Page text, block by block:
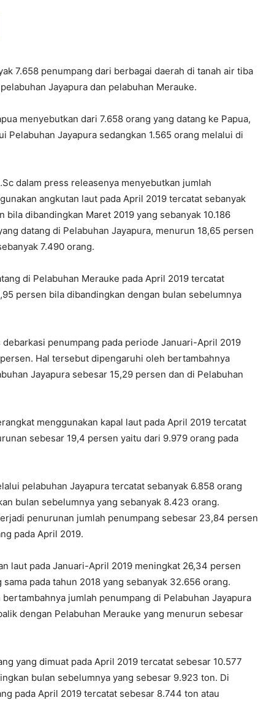
7.658 penumpang dari berbagai daerah di tanah air tiba
Jayapura dan pelabuhan Merauke.
menyebutkan dari 7.658 orang yang datang ke Papua,
Pelabuhan Jayapura sedangkan 1.565 orang melalui di
dalam press releasenya menyebutkan jumlah
angkutan laut pada April 2019 tercatat sebanyak
dibandingkan Maret 2019 yang sebanyak 10.186
datang di Pelabuhan Jayapura, menurun 18,65 persen
7.490 orang.
di Pelabuhan Merauke pada April 2019 tercatat
persen bila dibandingkan dengan bulan sebelumnya
penumpang pada periode Januari-April 2019
Hal tersebut dipengaruhi oleh bertambahnya
Jayapura sebesar 15,29 persen dan di Pelabuhan
menggunakan kapal laut pada April 2019 tercatat
sebesar 19,4 persen yaitu dari 9.979 orang pada
pelabuhan Jayapura tercatat sebanyak 6.858 orang
bulan sebelumnya yang sebanyak 8.423 orang.
penurunan jumlah penumpang sebesar 23,84 persen
pada April 2019.
laut pada Januari-April 2019 meningkat 26,34 persen
pada tahun 2018 yang sebanyak 32.656 orang.
jumlah penumpang di Pelabuhan Jayapura
dengan Pelabuhan Merauke yang menurun sebesar
yang dimuat pada April 2019 tercatat sebesar 10.577
bulan sebelumnya yang sebesar 9.923 ton. Di
pada April 2019 tercatat sebesar 8.744 ton atau